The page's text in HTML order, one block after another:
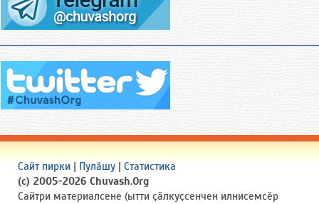
Сайт пирки | Пулӑшу | Статистика
(c) 2005-2026 Chuvash.Org
Сайтри материалсене (ытти ҫӑлкуҫсенчен илнисемсӗр